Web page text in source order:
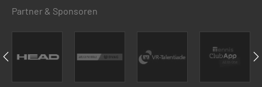
Partner & Sponsoren